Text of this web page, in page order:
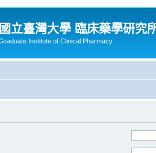
國立臺灣大學 臨床藥學研究
Institute of Clinical Pharmacy